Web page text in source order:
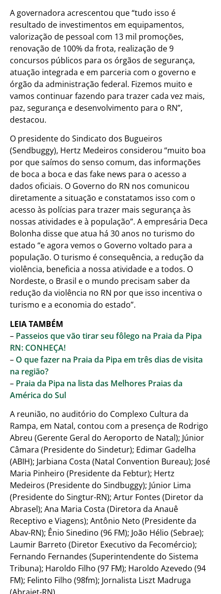
A governadora acrescentou que “tudo isso é
resultado de investimentos em equipamentos,
valorização de pessoal com 13 mil promoções,
renovação de 100% da frota, realização de 9
concursos públicos para os órgãos de segurança,
atuação integrada e em parceria com o governo e
órgão da administração federal. Fizemos muito e
vamos continuar fazendo para trazer cada vez mais,
paz, segurança e desenvolvimento para o RN”,
destacou.
O presidente do Sindicato dos Bugueiros
(Sendbuggy), Hertz Medeiros considerou “muito boa
por que saímos do senso comum, das informações
de boca a boca e das fake news para o acesso a
dados oficiais. O Governo do RN nos comunicou
diretamente a situação e constatamos isso com o
acesso às polícias para trazer mais segurança às
nossas atividades e à população”. A empresária Deca
Bolonha disse que atua há 30 anos no turismo do
estado “e agora vemos o Governo voltado para a
população. O turismo é consequência, a redução da
violência, beneficia a nossa atividade e a todos. O
Nordeste, o Brasil e o mundo precisam saber da
redução da violência no RN por que isso incentiva o
turismo e a economia do estado”.
LEIA TAMBÉM
– Passeios que vão tirar seu fôlego na Praia da Pipa
RN: CONHEÇA!
– O que fazer na Praia da Pipa em três dias de visita
na região?
– Praia da Pipa na lista das Melhores Praias da
América do Sul
A reunião, no auditório do Complexo Cultura da
Rampa, em Natal, contou com a presença de Rodrigo
Abreu (Gerente Geral do Aeroporto de Natal); Júnior
Câmara (Presidente do Sindetur); Edimar Gadelha
(ABIH); Jarbiana Costa (Natal Convention Bureau); José
Maria Pinheiro (Presidente da Febtur); Hertz
Medeiros (Presidente do Sindbuggy); Júnior Lima
(Presidente do Singtur-RN); Artur Fontes (Diretor da
Abrasel); Ana Maria Costa (Diretora da Anauê
Receptivo e Viagens); Antônio Neto (Presidente da
Abav-RN); Ênio Sinedino (96 FM); João Hélio (Sebrae);
Laumir Barreto (Diretor Executivo da Fecomércio);
Fernando Fernandes (Superintendente do Sistema
Tribuna); Haroldo Filho (97 FM); Haroldo Azevedo (94
FM); Felinto Filho (98fm); Jornalista Liszt Madruga